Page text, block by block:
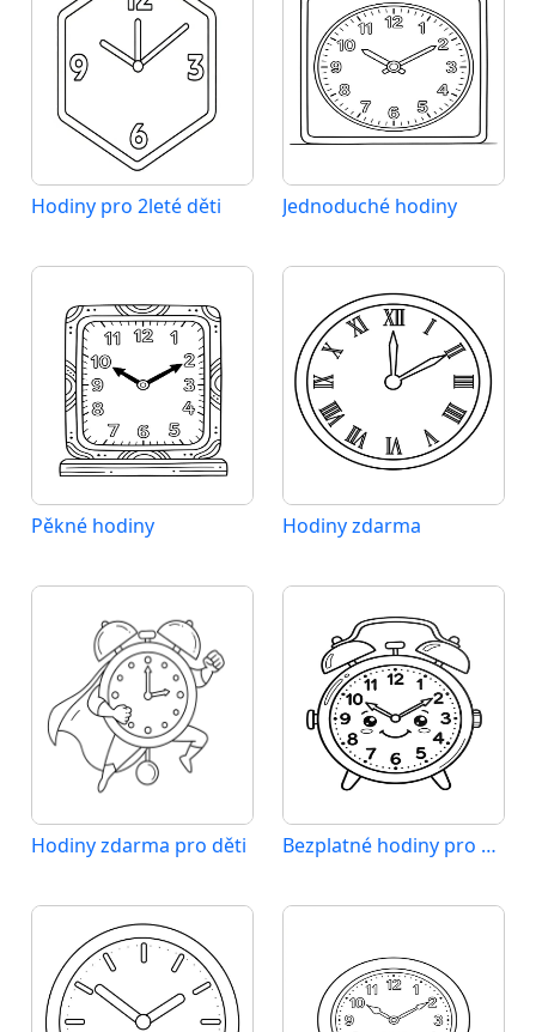
Hodiny pro 2leté děti Jednoduché hodiny
Pěkné hodiny Hodiny zdarma
Hodiny zdarma pro děti Bezplatné hodiny pro děti